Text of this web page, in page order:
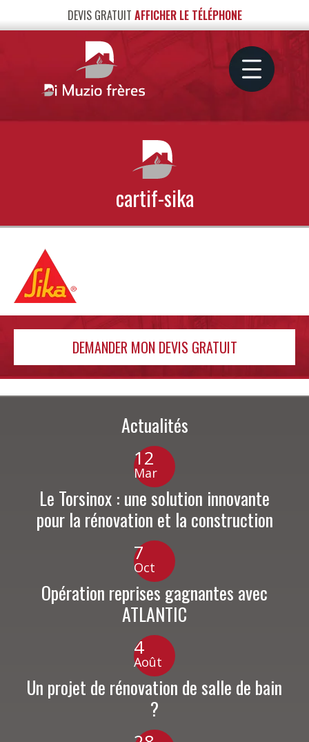
DEVIS GRATUIT AFFICHER LE TÉLÉPHONE
cartif-sika
DEMANDER MON DEVIS GRATUIT
Actualités
12
Mar
Le Torsinox : une solution innovante
pour la rénovation et la construction
7
Oct
Opération reprises gagnantes avec
ATLANTIC
4
Août
Un projet de rénovation de salle de bain
?